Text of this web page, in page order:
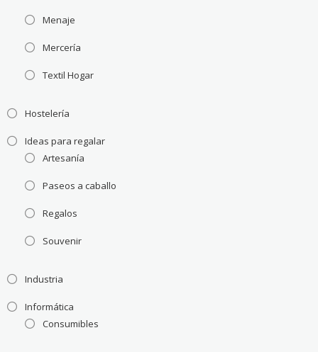
Menaje
Mercería
Textil Hogar
Hostelería
Ideas para regalar
Artesanía
Paseos a caballo
Regalos
Souvenir
Industria
Informática
Consumibles